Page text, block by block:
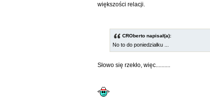
większości relacji.
CROberto napisał(a):
No to do poniedziałku ...
Słowo się rzekło, więc..........